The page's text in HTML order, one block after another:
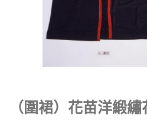
（圍裙）花苗洋緞